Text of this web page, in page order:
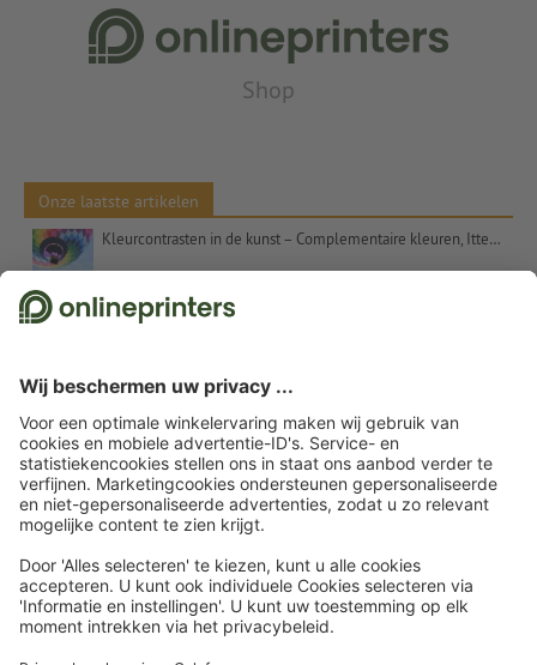
Shop
Onze laatste artikelen
Kleurcontrasten in de kunst – Complementaire kleuren, Itten en het getal 7
Kerstcadeaus voor klanten – inspiratie en tips
Etalageversiering voor Kerstmis: Tips en inspiratie
Kerstwensen – commercieel en oprecht tegelijk